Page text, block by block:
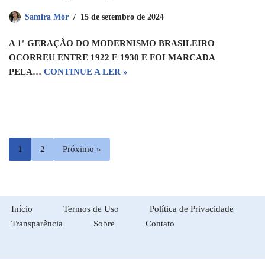
Samira Mór 15 de setembro de 2024
A 1ª GERAÇÃO DO MODERNISMO BRASILEIRO
OCORREU ENTRE 1922 E 1930 E FOI MARCADA
PELA… CONTINUE A LER »
1 2 Próximo »
Início Termos de Uso
Política de Privacidade
Transparência
Sobre Contato